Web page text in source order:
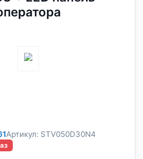
Артикул: STV050D30N4